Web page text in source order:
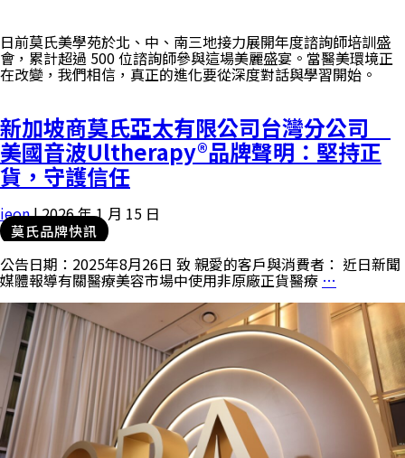
日前莫氏美學苑於北、中、南三地接力展開年度諮詢師培訓盛
會，累計超過 500 位諮詢師參與這場美麗盛宴。當醫美環境正
在改變，我們相信，真正的進化要從深度對話與學習開始。
新加坡商莫氏亞太有限公司台灣分公司
美國音波Ultherapy®品牌聲明：堅持正
貨，守護信任
ieon|2026 年 1 月 15 日
莫氏品牌快訊
公告日期：2025年8月26日 致 親愛的客戶與消費者： 近日新聞
媒體報導有關醫療美容市場中使用非原廠正貨醫療 …